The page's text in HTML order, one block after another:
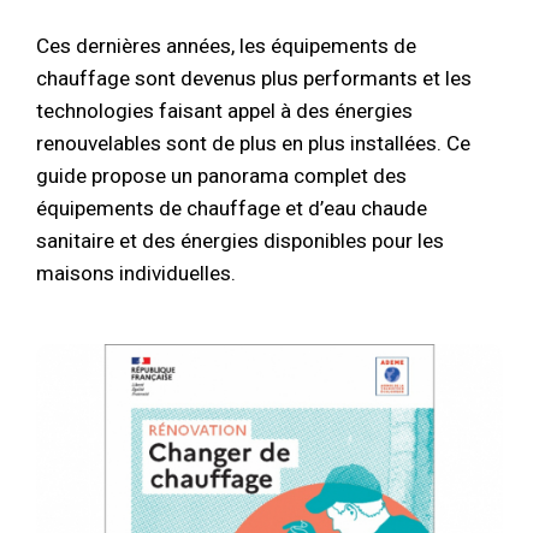
Ces dernières années, les équipements de
chauffage sont devenus plus performants et les
technologies faisant appel à des énergies
renouvelables sont de plus en plus installées. Ce
guide propose un panorama complet des
équipements de chauffage et d’eau chaude
sanitaire et des énergies disponibles pour les
maisons individuelles.